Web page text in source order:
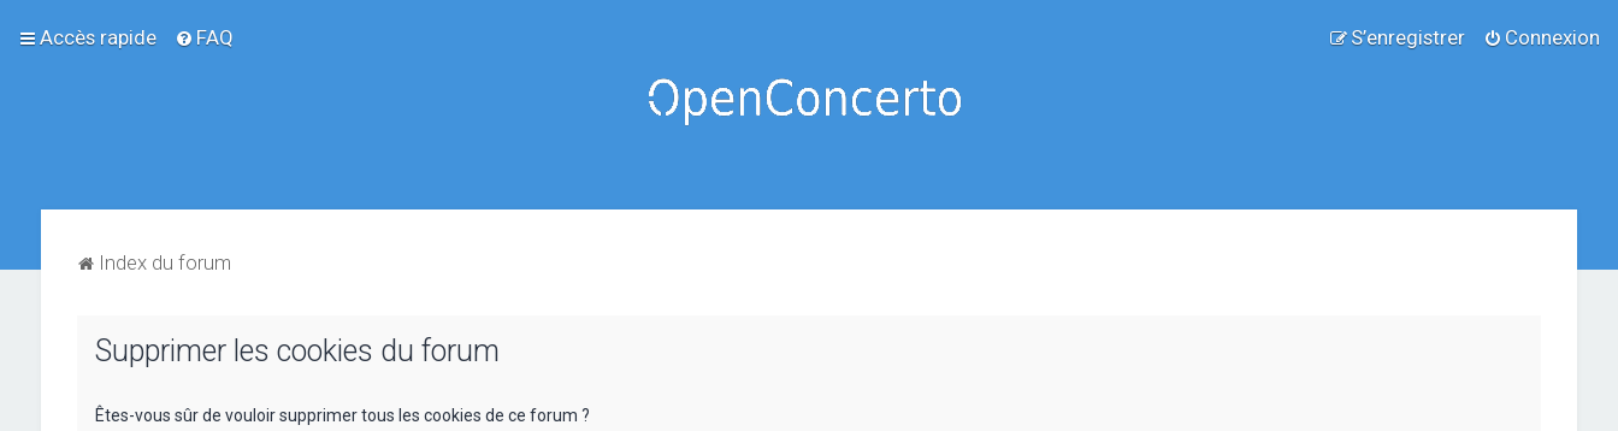
Accès rapide FAQ Connexion
S’enregistrer
Index du forum
Supprimer les cookies du forum
Êtes-vous sûr de vouloir supprimer tous les cookies de ce forum ?